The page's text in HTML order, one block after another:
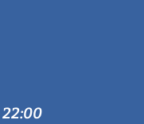
22:00